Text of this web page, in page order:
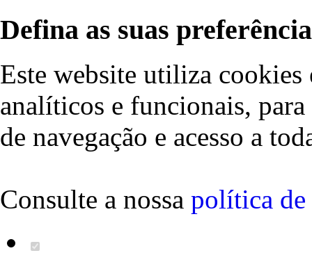
Defina as suas
Este website utiliza cookies
analíticos e funcionais,
de navegação e acesso a
Consulte a nossa política de